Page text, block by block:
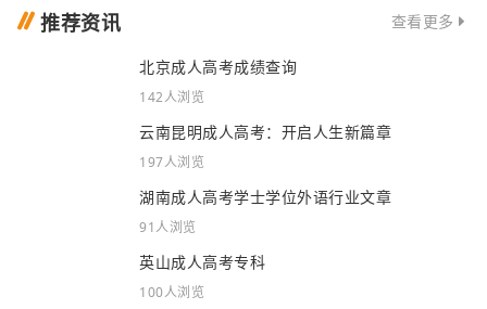
推荐资讯 查看更多
北京成人高考成绩查询
142人浏览
云南昆明成人高考：开启人生新篇章
197人浏览
湖南成人高考学士学位外语行业文章
91人浏览
英山成人高考专科
100人浏览